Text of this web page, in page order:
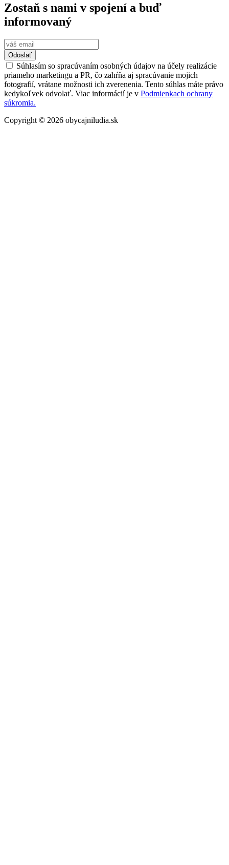
Zostaň s nami v spojení a buď
informovaný
Odoslať
Súhlasím so spracúvaním osobných údajov na účely realizácie
priameho marketingu a PR, čo zahŕňa aj spracúvanie mojich
fotografií, vrátane možnosti ich zverenenia. Tento súhlas máte právo
kedykoľvek odvolať. Viac informácií je v Podmienkach ochrany
súkromia.
Copyright © 2026 obycajniludia.sk